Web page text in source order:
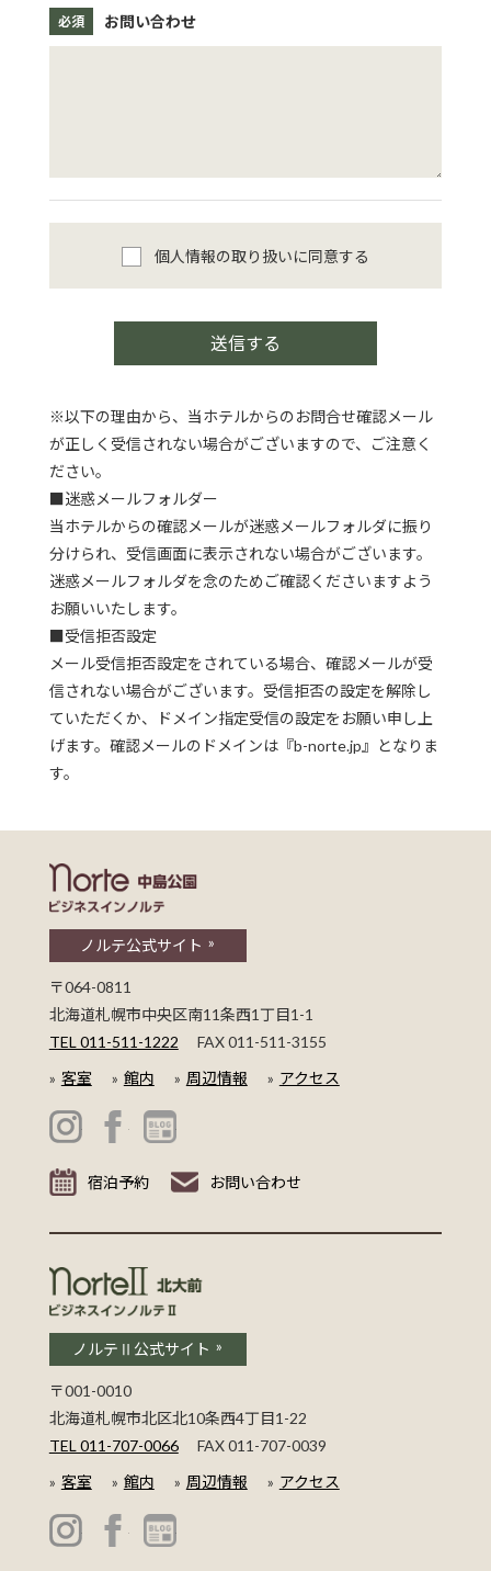
必須 お問い合わせ
個人情報の取り扱いに同意する
送信する
※以下の理由から、当ホテルからのお問合せ確認メール
が正しく受信されない場合がございますので、ご注意く
ださい。
■迷惑メールフォルダー
当ホテルからの確認メールが迷惑メールフォルダに振り
分けられ、受信画面に表示されない場合がございます。
迷惑メールフォルダを念のためご確認くださいますよう
お願いいたします。
■受信拒否設定
メール受信拒否設定をされている場合、確認メールが受
信されない場合がございます。受信拒否の設定を解除し
ていただくか、ドメイン指定受信の設定をお願い申し上
げます。確認メールのドメインは『b-norte.jp』となりま
す。
ノルテ公式サイト
〒064-0811
北海道札幌市中央区南11条西1丁目1-1
TEL 011-511-1222 FAX 011-511-3155
客室
館内 周辺情報 アクセス
ビジネスインノルテ 中島公園 公式Instagram
ビジネスインノルテ 中島公園 公式Facebook
宿泊予約 お問い合わせ
ノルテⅡ公式サイト
〒001-0010
北海道札幌市北区北10条西4丁目1-22
TEL 011-707-0066FAX 011-707-0039
客室
館内 周辺情報 アクセス
ビジネスインノルテⅡ 北大前 公式Instagram
ビジネスインノルテⅡ 北大前 公式Facebook